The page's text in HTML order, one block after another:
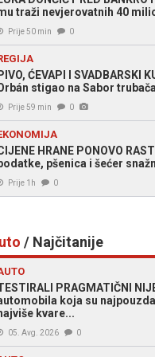
traži nevjerovatnih 40
Prije 50 min 0
ĆEVAPI I SVADBARSKI
stigao na Sabor
Prije 59 min 0
HRANE PONOVO
pšenica i šećer
Prije 1h 0
/ Najčitanije
PRAGMATIČNI
koja su
kvare...
05. Avg. 2026 0